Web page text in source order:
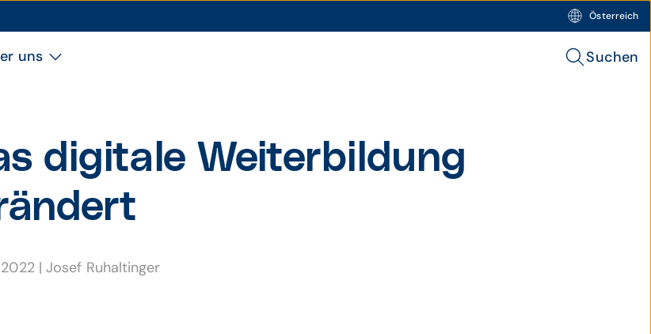
Österreich
uns Suchen
digitale Weiter­bildung
|Josef Ruhaltinger